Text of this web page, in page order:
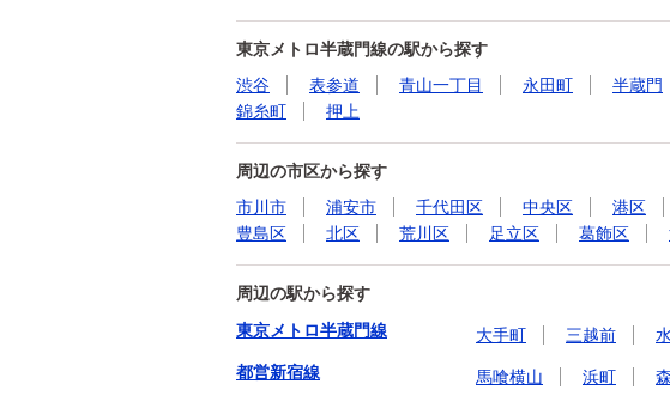
東京メトロ半蔵門線の駅から探す
渋谷
表参道 青山一丁目 永田町 半蔵門
錦糸町
押上
周辺の市区から探す
市川市
浦安市 千代田区 中央区 港区
豊島区
北区 荒川区 足立区 葛飾区
周辺の駅から探す
東京メトロ半蔵門線
大手町 三越前
都営新宿線
馬喰横山 浜町